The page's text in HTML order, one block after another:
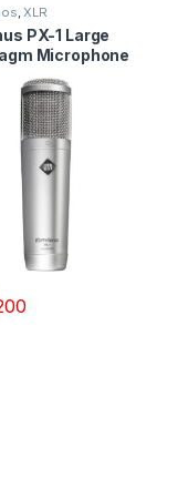
,XLR
PX-1 Large
Microphone